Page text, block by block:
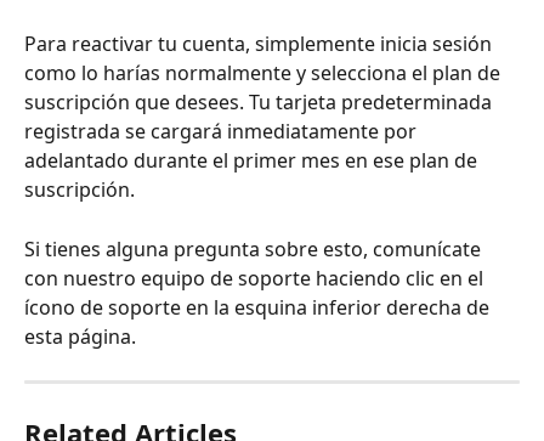
Para reactivar tu cuenta, simplemente inicia sesión
como lo harías normalmente y selecciona el plan de
suscripción que desees. Tu tarjeta predeterminada
registrada se cargará inmediatamente por
adelantado durante el primer mes en ese plan de
suscripción.
Si tienes alguna pregunta sobre esto, comunícate
con nuestro equipo de soporte haciendo clic en el
ícono de soporte en la esquina inferior derecha de
esta página.
Related Articles